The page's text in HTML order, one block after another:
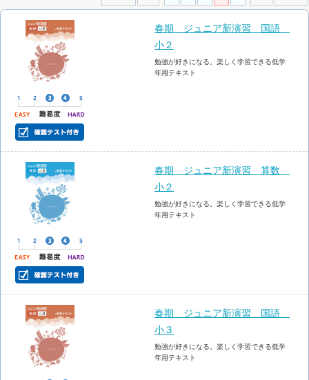
春期 ジュニア新演習 国語
小２
勉強が好きになる。楽しく学習できる低学
年用テキスト
春期 ジュニア新演習 算数
小２
勉強が好きになる。楽しく学習できる低学
年用テキスト
春期 ジュニア新演習 国語
小３
勉強が好きになる。楽しく学習できる低学
年用テキスト